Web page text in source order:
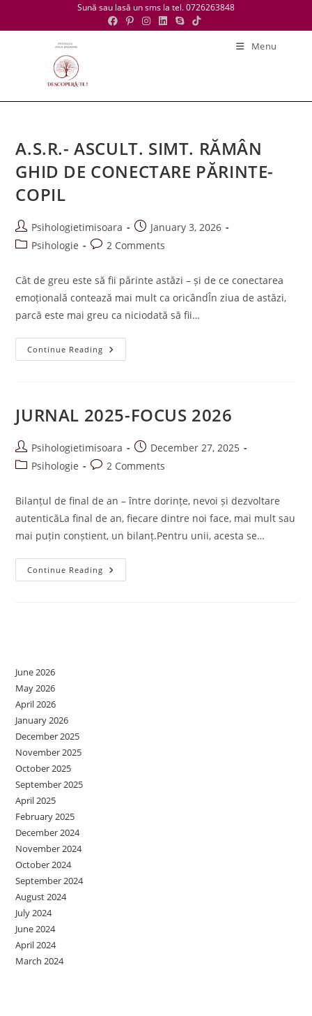
Sună sau lasă un sms la tel. 0726263848
Menu
A.S.R.- ASCULT. SIMT. RĂMÂN
GHID DE CONECTARE PĂRINTE-
COPIL
Post
author:
Psihologietimisoara
Post
published:
January 3, 2026
PostPsihologie
Post2 Comments
Cât de greu este să fii părinte astăzi – și de ce conectarea
emoțională contează mai mult ca oricândÎn ziua de astăzi,
parcă este mai greu ca niciodată să fii…
Continue Reading A.S.R.-
ASCULT.
CONECTARE
PĂRINTE-
JURNAL 2025-FOCUS 2026
Post
author:
Psihologietimisoara
Post
published:
December 27, 2025
PostPsihologie
Post2 Comments
Bilanțul de final de an – între dorințe, nevoi și dezvoltare
autenticăLa final de an, fiecare dintre noi face, mai mult sau
mai puțin conștient, un bilanț.Pentru unii, acesta se…
Continue Reading JURNAL
2025-
June 2026
May 2026
April 2026
January 2026
December 2025
November 2025
October 2025
September 2025
April 2025
February 2025
December 2024
November 2024
October 2024
September 2024
August 2024
July 2024
June 2024
April 2024
March 2024